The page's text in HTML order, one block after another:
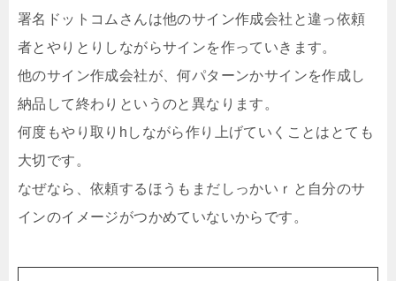
署名ドットコムさんは他のサイン作成会社と違っ依頼
者とやりとりしながらサインを作っていきます。
他のサイン作成会社が、何パターンかサインを作成し
納品して終わりというのと異なります。
何度もやり取りhしながら作り上げていくことはとても
大切です。
なぜなら、依頼するほうもまだしっかいｒと自分のサ
インのイメージがつかめていないからです。